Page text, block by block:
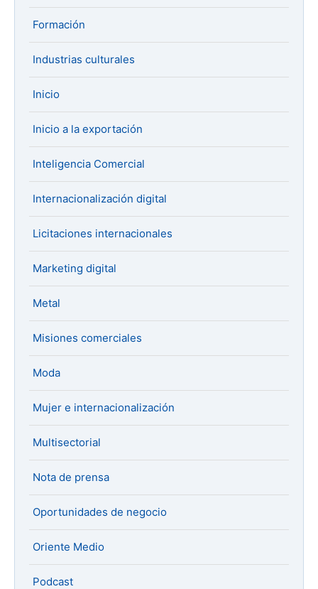
Formación
Industrias culturales
Inicio
Inicio a la exportación
Inteligencia Comercial
Internacionalización digital
Licitaciones internacionales
Marketing digital
Metal
Misiones comerciales
Moda
Mujer e internacionalización
Multisectorial
Nota de prensa
Oportunidades de negocio
Oriente Medio
Podcast